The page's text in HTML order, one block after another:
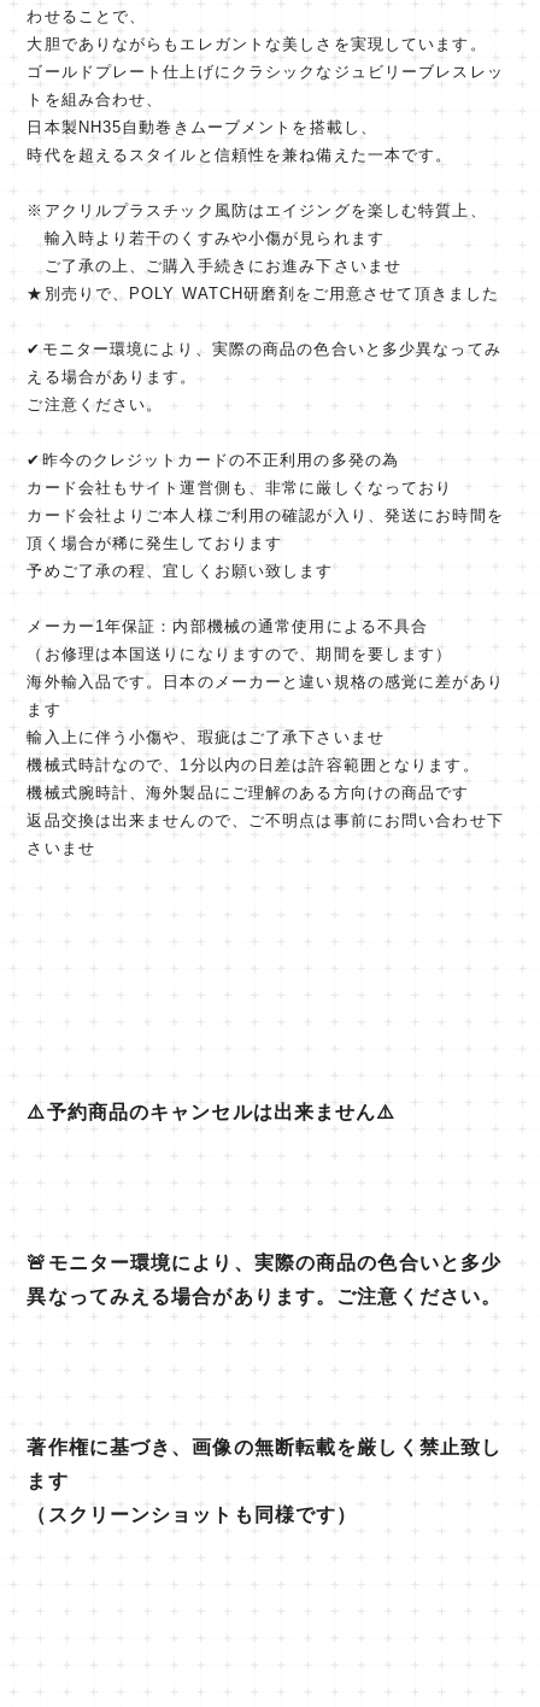
わせることで、
大胆でありながらもエレガントな美しさを実現しています。
ゴールドプレート仕上げにクラシックなジュビリーブレスレッ
トを組み合わせ、
日本製NH35自動巻きムーブメントを搭載し、
時代を超えるスタイルと信頼性を兼ね備えた一本です。
※アクリルプラスチック風防はエイジングを楽しむ特質上、
輸入時より若干のくすみや小傷が見られます
ご了承の上、ご購入手続きにお進み下さいませ
★別売りで、POLY WATCH研磨剤をご用意させて頂きました
✔︎モニター環境により、実際の商品の色合いと多少異なってみ
える場合があります。
ご注意ください。
✔︎昨今のクレジットカードの不正利用の多発の為
カード会社もサイト運営側も、非常に厳しくなっており
カード会社よりご本人様ご利用の確認が入り、発送にお時間を
頂く場合が稀に発生しております
予めご了承の程、宜しくお願い致します
メーカー1年保証：内部機械の通常使用による不具合
（お修理は本国送りになりますので、期間を要します）
海外輸入品です。日本のメーカーと違い規格の感覚に差があり
ます
輸入上に伴う小傷や、瑕疵はご了承下さいませ
機械式時計なので、1分以内の日差は許容範囲となります。
機械式腕時計、海外製品にご理解のある方向けの商品です
返品交換は出来ませんので、ご不明点は事前にお問い合わせ下
さいませ
⚠️予約商品のキャンセルは出来ません⚠️
🚨モニター環境により、実際の商品の色合いと多少
異なってみえる場合があります。ご注意ください。
著作権に基づき、画像の無断転載を厳しく禁止致し
ます
（スクリーンショットも同様です）